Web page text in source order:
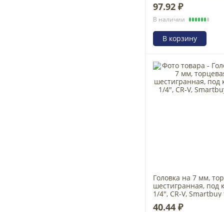
97.92 ₽
В наличии
В корзину
Головка на 7 мм,
шестигранная, под
1/4", CR-V,
40.44 ₽